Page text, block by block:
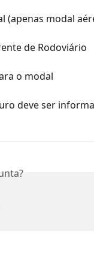
(apenas modal
de Rodoviário
o modal
deve ser